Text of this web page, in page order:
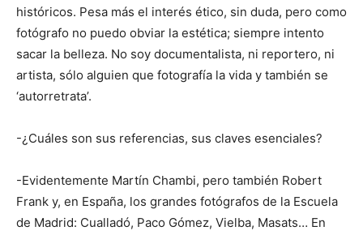
históricos. Pesa más el interés ético, sin duda, pero como
fotógrafo no puedo obviar la estética; siempre intento
sacar la belleza. No soy documentalista, ni reportero, ni
artista, sólo alguien que fotografía la vida y también se
‘autorretrata’.
-¿Cuáles son sus referencias, sus claves esenciales?
-Evidentemente Martín Chambi, pero también Robert
Frank y, en España, los grandes fotógrafos de la Escuela
de Madrid: Cualladó, Paco Gómez, Vielba, Masats… En